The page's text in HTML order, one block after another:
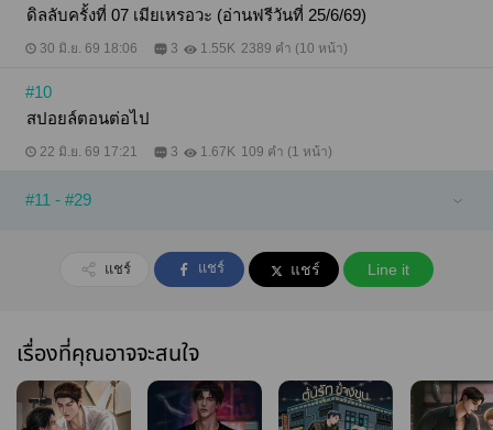
ดิลลับครั้งที่ 07 เมียเหรอวะ (อ่านฟรีวันที่ 25/6/69)
30 มิ.ย. 69 18:06 3 1.55K 2389 คำ (10 หน้า)
#10
สปอยล์ตอนต่อไป
22 มิ.ย. 69 17:21 3 1.67K 109 คำ (1 หน้า)
#11 - #29
แชร์ แชร์ แชร์ Line it
เรื่องที่คุณอาจจะสนใจ